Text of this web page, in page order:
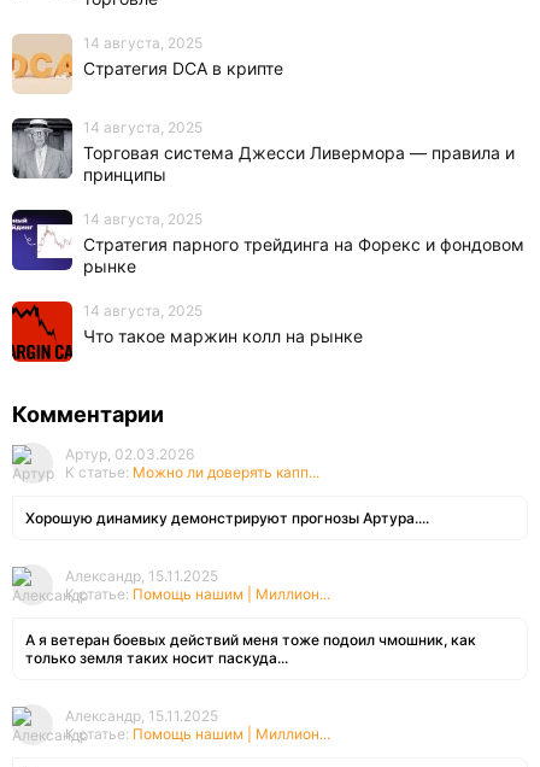
14 августа, 2025
Стратегия DCA в крипте
14 августа, 2025
Торговая система Джесси Ливермора — правила и
принципы
14 августа, 2025
Стратегия парного трейдинга на Форекс и фондовом
рынке
14 августа, 2025
Что такое маржин колл на рынке
Комментарии
Артур, 02.03.2026
К статье: Можно ли доверять капп...
Хорошую динамику демонстрируют прогнозы Артура....
Александр, 15.11.2025
К статье: Помощь нашим | Миллион...
А я ветеран боевых действий меня тоже подоил чмошник, как
только земля таких носит паскуда...
Александр, 15.11.2025
К статье: Помощь нашим | Миллион...